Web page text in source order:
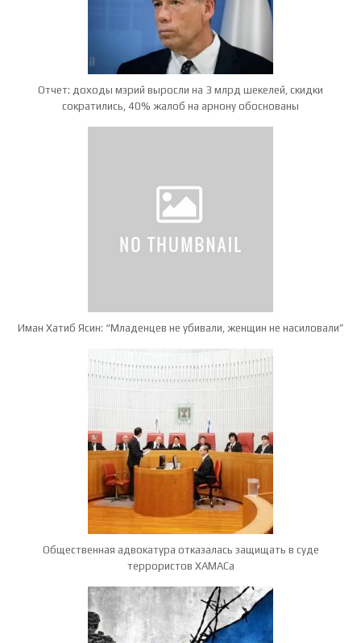
Отчет: доходы мэрий выросли на 3 млрд шекелей, скидки
сократились, 40% жалоб на арнону обоснованы
Иман Хатиб Ясин: “Младенцев не убивали, женщин не насиловали”
Общественная адвокатура отказалась защищать в суде
террористов ХАМАСа